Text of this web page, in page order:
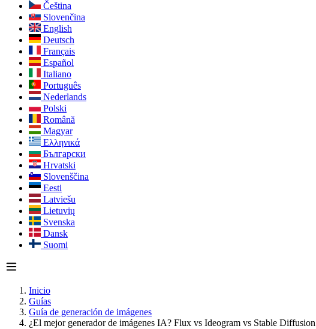
Čeština
Slovenčina
English
Deutsch
Français
Español
Italiano
Português
Nederlands
Polski
Română
Magyar
Ελληνικά
Български
Hrvatski
Slovenščina
Eesti
Latviešu
Lietuvių
Svenska
Dansk
Suomi
Inicio
Guías
Guía de generación de imágenes
¿El mejor generador de imágenes IA? Flux vs Ideogram vs Stable Diffusion